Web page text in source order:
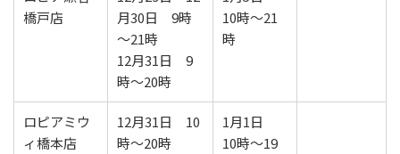
橋戸店
月30日 9時
～21時
12月31日 9
時～20時
10時～21
時
ロピアミウ
ィ橋本店
12月31日 10
時～20時
1月1日
10時～19